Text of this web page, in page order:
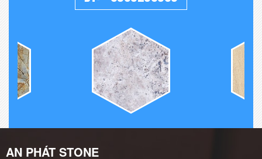
AN PHÁT STONE